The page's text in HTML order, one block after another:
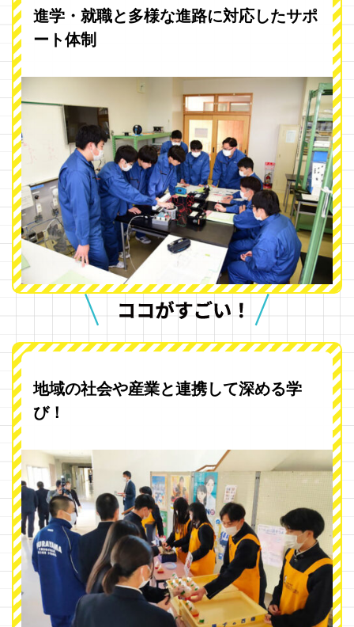
進学・就職と多様な進路に対応したサポ
ート体制
地域の社会や産業と連携して深める学
び！